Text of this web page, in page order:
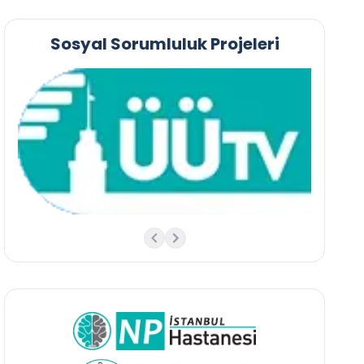
Sosyal Sorumluluk Projeleri